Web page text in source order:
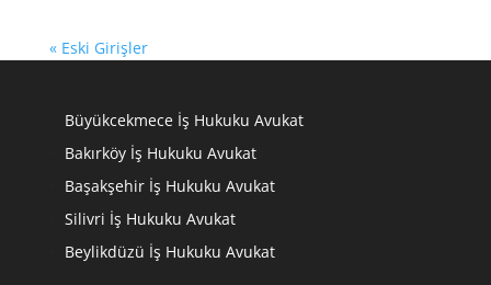
« Eski Girişler
Büyükcekmece İş Hukuku Avukat
Bakırköy İş Hukuku Avukat
Başakşehir İş Hukuku Avukat
Silivri İş Hukuku Avukat
Beylikdüzü İş Hukuku Avukat